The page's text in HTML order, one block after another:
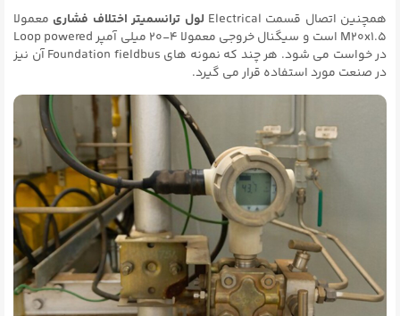
همچنین اتصال قسمت Electrical
لول ترانسمیتر اختلاف فشاری معمولا
M20x1.۵ است و سیگنال خروجی معمولا ۴-۲۰ میلی آمپر Loop powered
در خواست می شود. هر چند که نمونه های Foundation fieldbus آن نیز
در صنعت مورد استفاده قرار می گیرد.